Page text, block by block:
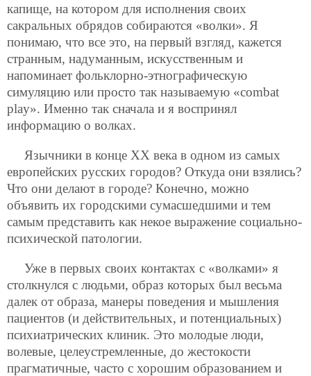
капище, на котором для исполнения своих
сакральных обрядов собираются «волки». Я
понимаю, что все это, на первый взгляд, кажется
странным, надуманным, искусственным и
напоминает фольклорно-этнографическую
симуляцию или просто так называемую «combat
play». Именно так сначала и я воспринял
информацию о волках.
Язычники в конце ХХ века в одном из самых
европейских русских городов? Откуда они взялись?
Что они делают в городе? Конечно, можно
объявить их городскими сумасшедшими и тем
самым представить как некое выражение социально-
психической патологии.
Уже в первых своих контактах с «волками» я
столкнулся с людьми, образ которых был весьма
далек от образа, манеры поведения и мышления
пациентов (и действительных, и потенциальных)
психиатрических клиник. Это молодые люди,
волевые, целеустремленные, до жестокости
прагматичные, часто с хорошим образованием и